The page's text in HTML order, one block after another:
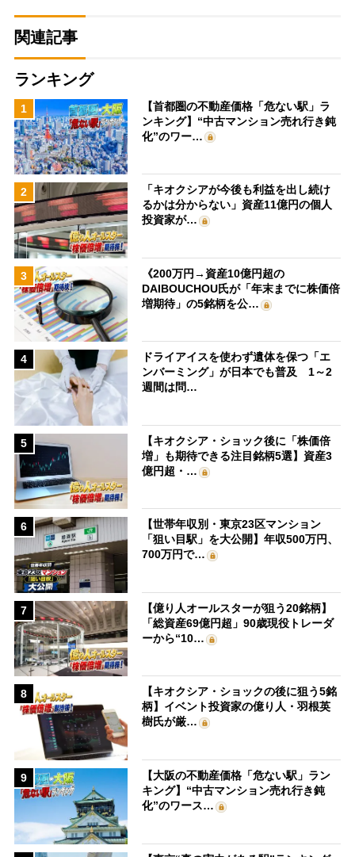
関連記事
ランキング
1
【首都圏の不動産価格「危ない駅」ラ
ンキング】“中古マンション売れ行き鈍
化”のワー…
2
「キオクシアが今後も利益を出し続け
るかは分からない」資産11億円の個人
投資家が…
3
《200万円→資産10億円超の
DAIBOUCHOU氏が「年末までに株価倍
増期待」の5銘柄を公…
4
ドライアイスを使わず遺体を保つ「エ
ンバーミング」が日本でも普及 1～2
週間は問…
5
【キオクシア・ショック後に「株価倍
増」も期待できる注目銘柄5選】資産3
億円超・…
6
【世帯年収別・東京23区マンション
「狙い目駅」を大公開】年収500万円、
700万円で…
7
【億り人オールスターが狙う20銘柄】
「総資産69億円超」90歳現役トレーダ
ーから“10…
8
【キオクシア・ショックの後に狙う5銘
柄】イベント投資家の億り人・羽根英
樹氏が厳…
9
【大阪の不動産価格「危ない駅」ラン
キング】“中古マンション売れ行き鈍
化”のワース…